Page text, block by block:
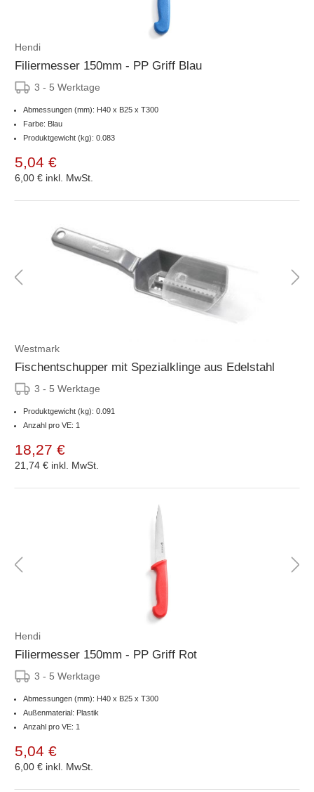
Hendi
Filiermesser 150mm - PP Griff Blau
3 - 5 Werktage
Abmessungen (mm): H40 x B25 x T300
Farbe: Blau
Produktgewicht (kg): 0.083
5,04 €
6,00 € inkl. MwSt.
Westmark
Fischentschupper mit Spezialklinge aus Edelstahl
3 - 5 Werktage
Produktgewicht (kg): 0.091
Anzahl pro VE: 1
18,27 €
21,74 € inkl. MwSt.
Hendi
Filiermesser 150mm - PP Griff Rot
3 - 5 Werktage
Abmessungen (mm): H40 x B25 x T300
Außenmaterial: Plastik
Anzahl pro VE: 1
5,04 €
6,00 € inkl. MwSt.